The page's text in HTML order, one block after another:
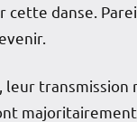
danse.
transmission
majoritairement